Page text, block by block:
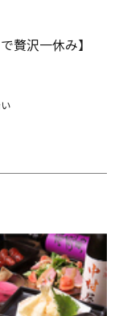
贅沢一休み】